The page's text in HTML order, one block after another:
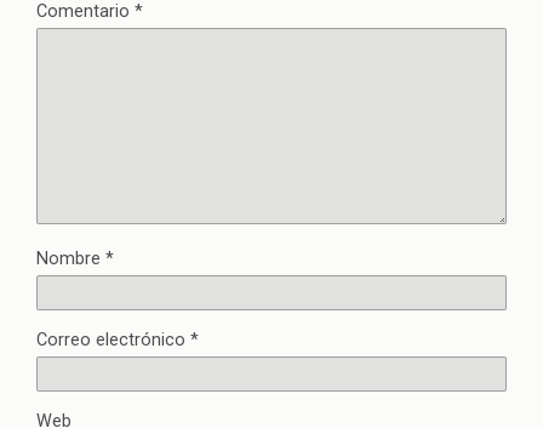
Comentario *
Nombre *
Correo electrónico *
Web